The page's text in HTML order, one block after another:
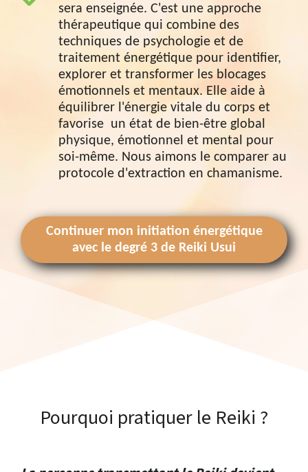
sera enseignée. C'est une approche
thérapeutique qui combine des
techniques de psychologie et de
traitement énergétique pour identifier,
explorer et transformer les blocages
émotionnels et mentaux. Elle aide à
équilibrer l'énergie vitale du corps et
favorise un état de bien-être global
physique, émotionnel et mental pour
soi-même. Nous aimons le comparer au
protocole d'extraction en chamanisme.
Continuer mon initiation énergétique
avec le degré 3 de Reiki Usui
Pourquoi pratiquer le Reiki ?